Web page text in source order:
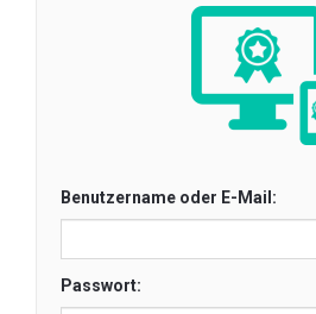
Benutzername oder E-Mail:
Passwort: